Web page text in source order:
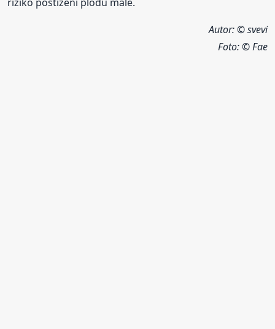
Autor: © svevi
Foto:© Fae